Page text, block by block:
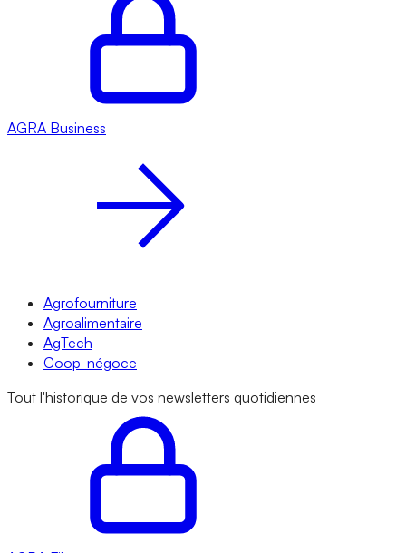
AGRA Business
Agrofourniture
Agroalimentaire
AgTech
Coop-négoce
Tout l'historique de vos newsletters quotidiennes